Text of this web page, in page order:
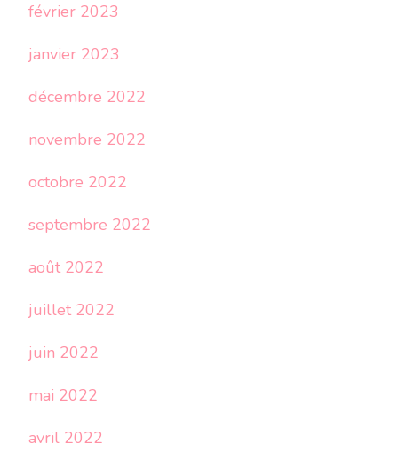
février 2023
janvier 2023
décembre 2022
novembre 2022
octobre 2022
septembre 2022
août 2022
juillet 2022
juin 2022
mai 2022
avril 2022